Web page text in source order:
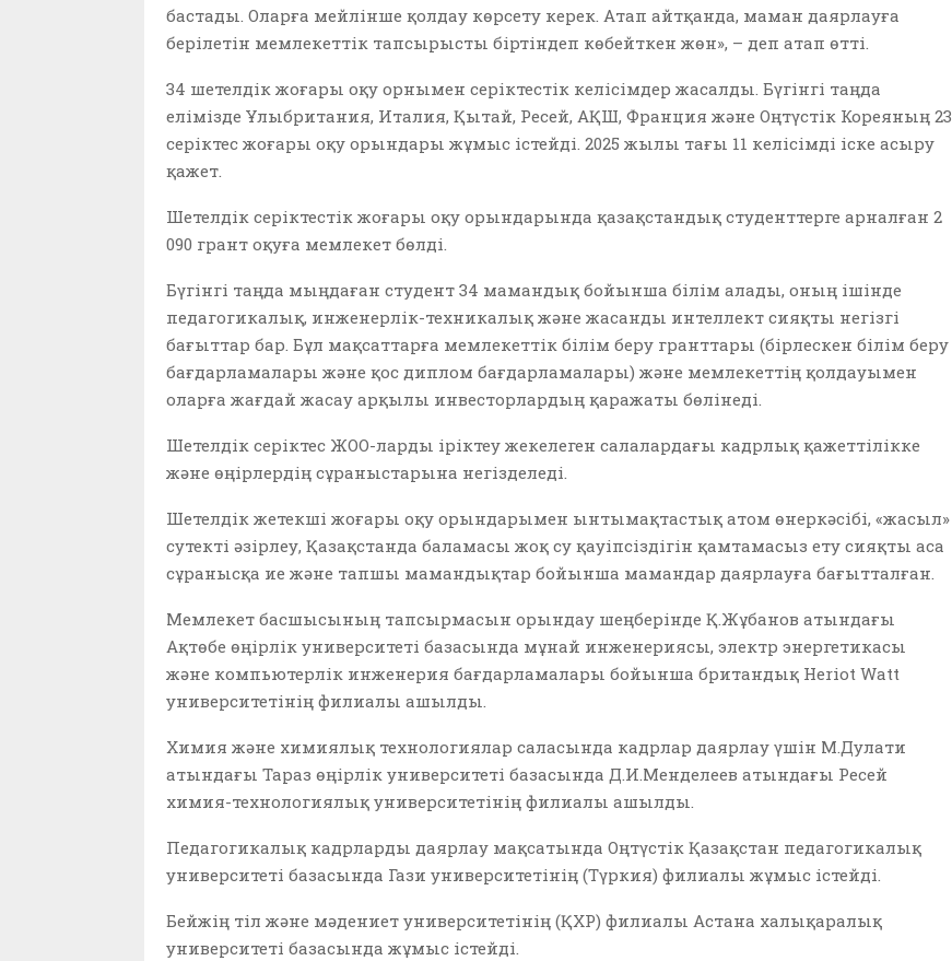
бастады. Оларға мейлінше қолдау көрсету керек. Атап айтқанда, маман даярлауға
берілетін мемлекеттік тапсырысты біртіндеп көбейткен жөн», – деп атап өтті.
34 шетелдік жоғары оқу орнымен серіктестік келісімдер жасалды. Бүгінгі таңда
елімізде Ұлыбритания, Италия, Қытай, Ресей, АҚШ, Франция және Оңтүстік Кореяның 23
серіктес жоғары оқу орындары жұмыс істейді. 2025 жылы тағы 11 келісімді іске асыру
қажет.
Шетелдік серіктестік жоғары оқу орындарында қазақстандық студенттерге арналған 2
090 грант оқуға мемлекет бөлді.
Бүгінгі таңда мыңдаған студент 34 мамандық бойынша білім алады, оның ішінде
педагогикалық, инженерлік-техникалық және жасанды интеллект сияқты негізгі
бағыттар бар. Бұл мақсаттарға мемлекеттік білім беру гранттары (бірлескен білім беру
бағдарламалары және қос диплом бағдарламалары) және мемлекеттің қолдауымен
оларға жағдай жасау арқылы инвесторлардың қаражаты бөлінеді.
Шетелдік серіктес ЖОО-ларды іріктеу жекелеген салалардағы кадрлық қажеттілікке
және өңірлердің сұраныстарына негізделеді.
Шетелдік жетекші жоғары оқу орындарымен ынтымақтастық атом өнеркәсібі, «жасыл»
сутекті әзірлеу, Қазақстанда баламасы жоқ су қауіпсіздігін қамтамасыз ету сияқты аса
сұранысқа ие және тапшы мамандықтар бойынша мамандар даярлауға бағытталған.
Мемлекет басшысының тапсырмасын орындау шеңберінде Қ.Жұбанов атындағы
Ақтөбе өңірлік университеті базасында мұнай инженериясы, электр энергетикасы
және компьютерлік инженерия бағдарламалары бойынша британдық Heriot Watt
университетінің филиалы ашылды.
Химия және химиялық технологиялар саласында кадрлар даярлау үшін М.Дулати
атындағы Тараз өңірлік университеті базасында Д.И.Менделеев атындағы Ресей
химия-технологиялық университетінің филиалы ашылды.
Педагогикалық кадрларды даярлау мақсатында Оңтүстік Қазақстан педагогикалық
университеті базасында Гази университетінің (Түркия) филиалы жұмыс істейді.
Бейжің тіл және мәдениет университетінің (ҚХР) филиалы Астана халықаралық
университеті базасында жұмыс істейді.